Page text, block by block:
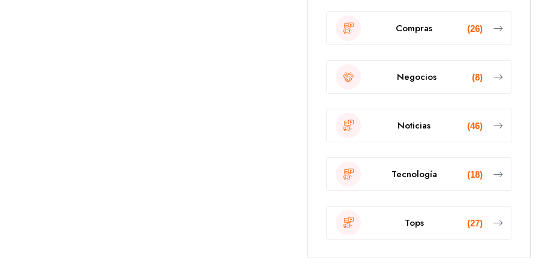
Compras (26)
Negocios (8)
Noticias (46)
Tecnología (18)
Tops (27)